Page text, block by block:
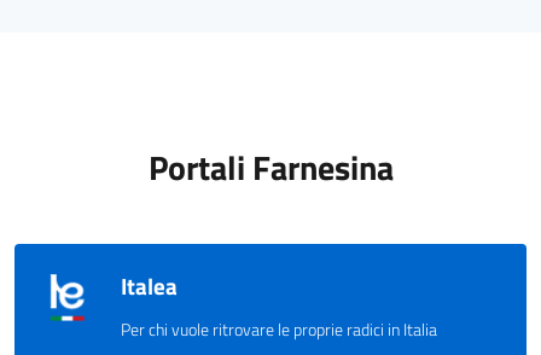
Portali Farnesina
Italea
Per chi vuole ritrovare le proprie radici in Italia